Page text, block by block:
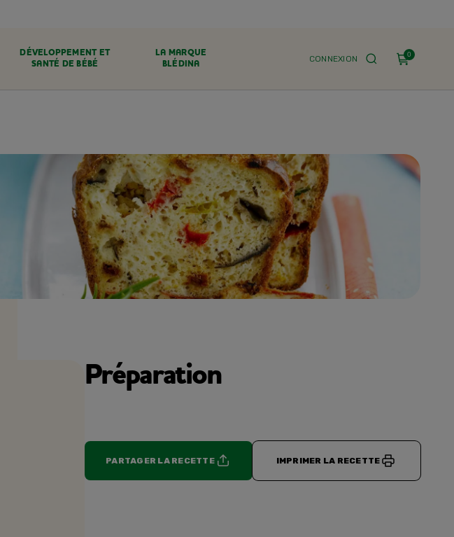
CONNEXION 0
DÉVELOPPEMENT ET
SANTÉ DE BÉBÉ
LA MARQUE
BLÉDINA
Préparation
PARTAGER LA RECETTE IMPRIMER LA RECETTE